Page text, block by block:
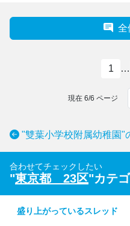
全
1 …
現在 6/6 ページ
"雙葉小学校附属幼稚園"
合わせてチェックしたい
"東京都 23区"カテ
盛り上がっているスレッド